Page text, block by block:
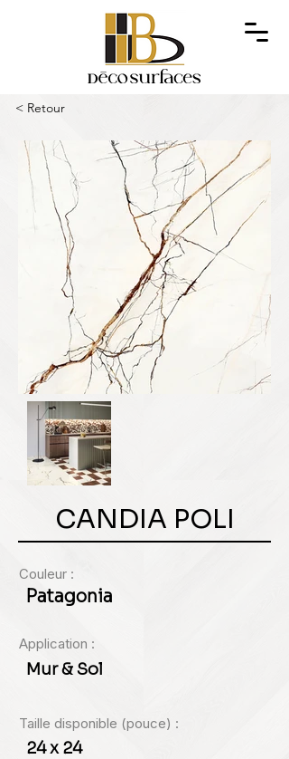
< Retour
CANDIA POLI
Couleur :
Patagonia
Application :
Mur & Sol
Taille disponible (pouce) :
24 x 24